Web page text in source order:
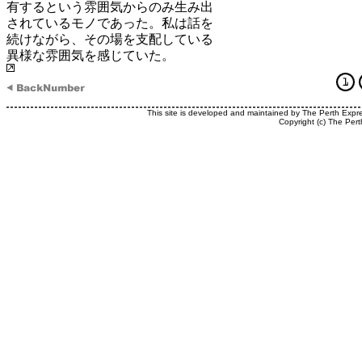
有するという雰囲気からのみ生み出
されているモノであった。私は話を
続けながら、その場を支配している
異様な雰囲気を感じていた。
This site is developed and maintained by The Perth
Copyright (c) The